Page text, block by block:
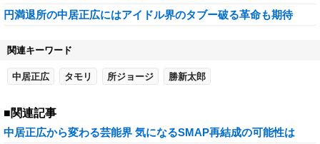
円満退所の中居正広にはアイドル界のタブー破る革命も期待
関連キーワード
中居正広 タモリ 所ジョージ 勝新太郎
■関連記事
中居正広から変わる芸能界 気になるSMAP再結成の可能性は